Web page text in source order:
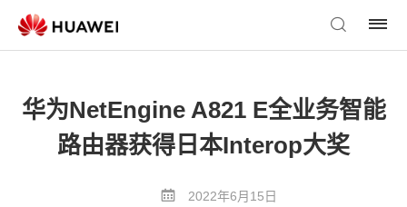
华为NetEngine A821 E全业务智能
路由器获得日本Interop大奖
2022年6月15日